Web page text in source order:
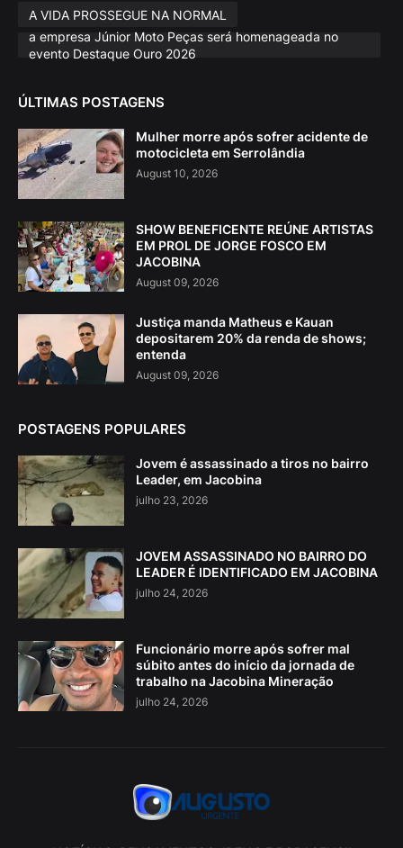
A VIDA PROSSEGUE NA NORMAL
a empresa Júnior Moto Peças será homenageada no
evento Destaque Ouro 2026
ÚLTIMAS POSTAGENS
Mulher morre após sofrer acidente de
motocicleta em Serrolândia
August 10, 2026
SHOW BENEFICENTE REÚNE ARTISTAS
EM PROL DE JORGE FOSCO EM
JACOBINA
August 09, 2026
Justiça manda Matheus e Kauan
depositarem 20% da renda de shows;
entenda
August 09, 2026
POSTAGENS POPULARES
Jovem é assassinado a tiros no bairro
Leader, em Jacobina
julho 23, 2026
JOVEM ASSASSINADO NO BAIRRO DO
LEADER É IDENTIFICADO EM JACOBINA
julho 24, 2026
Funcionário morre após sofrer mal
súbito antes do início da jornada de
trabalho na Jacobina Mineração
julho 24, 2026